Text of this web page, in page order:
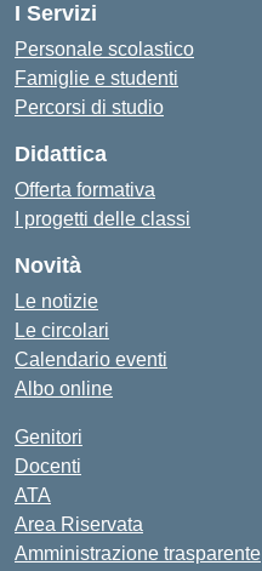
I Servizi
Personale scolastico
Famiglie e studenti
Percorsi di studio
Didattica
Offerta formativa
I progetti delle classi
Novità
Le notizie
Le circolari
Calendario eventi
Albo online
Genitori
Docenti
ATA
Area Riservata
Amministrazione trasparente